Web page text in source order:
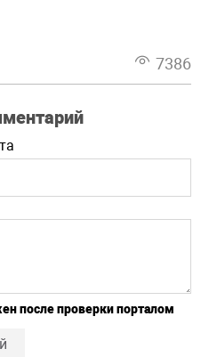
7386
после проверки порталом